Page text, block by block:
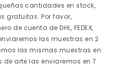
cantidades en stock,
gratuitas. Por favor,
de cuenta de DHL, FEDEX,
las muestras en 2
las mismas muestras en
de arte las enviaremos en 7